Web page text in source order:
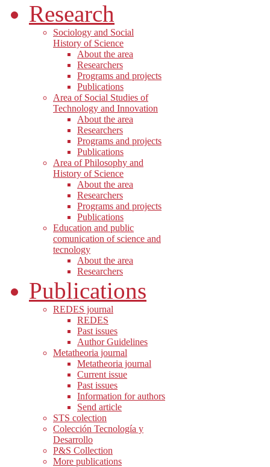
Research
Sociology and Social
History of Science
About the area
Researchers
Programs and projects
Publications
Area of Social Studies of
Technology and Innovation
About the area
Researchers
Programs and projects
Publications
Area of Philosophy and
History of Science
About the area
Researchers
Programs and projects
Publications
Education and public
comunication of science and
tecnology
About the area
Researchers
Publications
REDES journal
REDES
Past issues
Author Guidelines
Metatheoria journal
Metatheoria journal
Current issue
Past issues
Information for authors
Send article
STS colection
Colección Tecnología y
Desarrollo
P&S Collection
More publications